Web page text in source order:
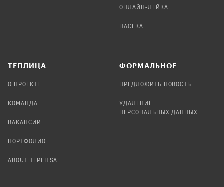
ОНЛАЙН-ЛЕЙКА
ПАСЕКА
TЕПЛИЦА
О ПРОЕКТЕ
КОМАНДА
ВАКАНСИИ
ПОРТФОЛИО
ABOUT TEPLITSA
ФОРМАЛЬНОЕ
ПРЕДЛОЖИТЬ НОВОСТЬ
УДАЛЕНИЕ
ПЕРСОНАЛЬНЫХ ДАННЫХ